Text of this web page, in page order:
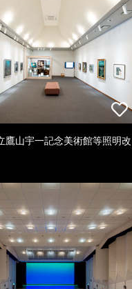
鷹山宇一記念美術館等照明改